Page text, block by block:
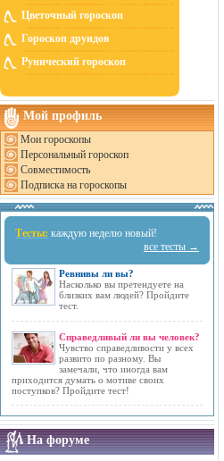
Цветочный гороскоп
Гороскоп друидов
Рунический гороскоп
Мой профиль
Мои гороскопы
Персональный гороскоп
Совместимость
Подписка на гороскопы
Тесты: каждую неделю новый!
все тесты →
Ревнивы ли вы?
Насколько вы претендуете на
близких вам людей? Пройдите
тест.
Справедливый ли вы человек?
Чувство справедливости у всех
развито по разному. Вы
замечали, что иногда вам
приходится думать о мотиве своих
поступков? Пройдите тест!
На форуме